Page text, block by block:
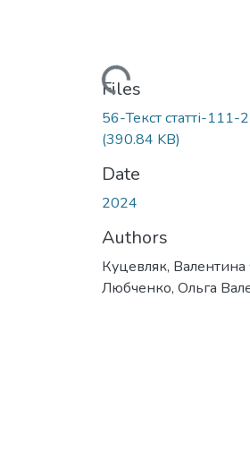
Loading...
Files
56-Текст статті-
(390.84 KB)
Date
2024
Authors
Куцевляк,
Любченко, Ольга